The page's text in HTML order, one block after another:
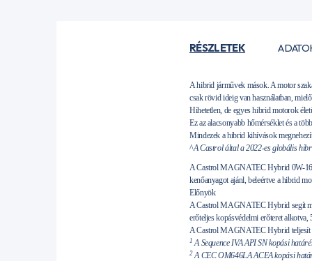
RÉSZLETEK
A hibrid járművek mások. A motor
csak rövid ideig van használatban,
Hihetetlen, de egyes hibrid motorok
Ez az alacsonyabb hőmérséklet és a
Mindezek a hibrid kihívások
^A Castrol által a 2022-es globális
A Castrol MAGNATEC Hybrid 0W-16
kenőanyagot ajánl, beleértve a hibrid
Előnyök
A Castrol MAGNATEC Hybrid segít
erőteljes kopásvédelmi erőteret
A Castrol MAGNATEC Hybrid teljesít
1 A Sequence IVA API SN kopási
2A CEC OM646LA ACEA kopási